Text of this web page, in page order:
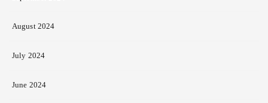
August 2024
July 2024
June 2024